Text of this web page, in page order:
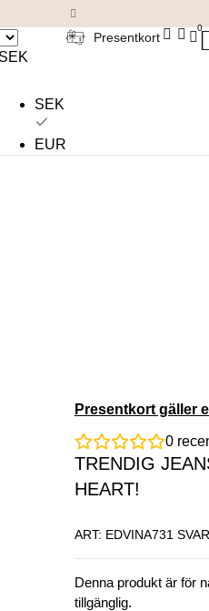
SEK
SEK
EUR
Presentkort
0
Presentkort gäller
0
TRENDIG
HEART!
ART: EDVINA731
Denna produkt är för
tillgänglig.